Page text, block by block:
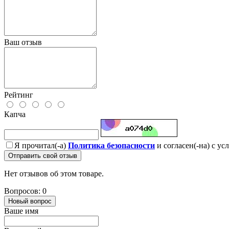
Ваш отзыв
Рейтинг
Капча
Я прочитал(-а) Политика безопасности и согласен(-на) с
Отправить свой отзыв
Нет отзывов об этом товаре.
Вопросов: 0
Новый вопрос
Ваше имя